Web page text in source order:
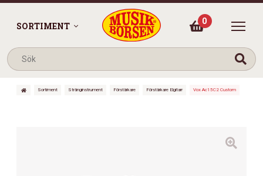
SORTIMENT 0
Sortiment Stränginstrument Förstärkare Förstärkare Elgitarr Vox Ac15C2 Custom